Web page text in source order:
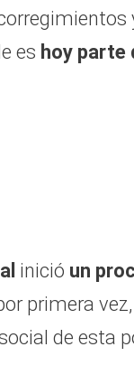
es hoy parte
inició un
primera
de esta